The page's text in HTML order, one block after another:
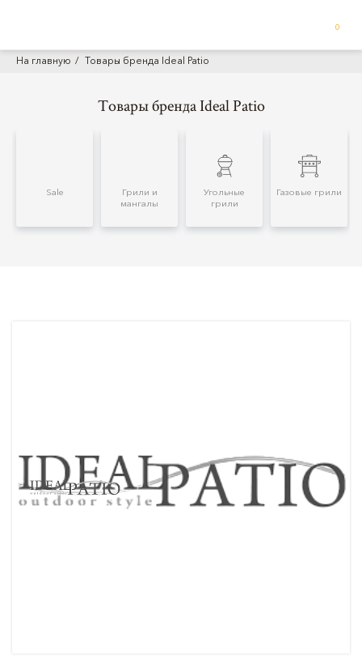
0
На главную Товары бренда Ideal Patio
Товары бренда Ideal Patio
Sale
Грили и
мангалы
Угольные
грили
Газовые грили